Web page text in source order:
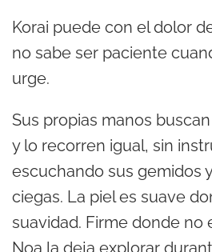
Korai puede con el dolor
no sabe ser paciente
urge.
Sus propias manos
y lo recorren igual, sin
escuchando sus gemidos
ciegas. La piel es suave
suavidad. Firme donde no